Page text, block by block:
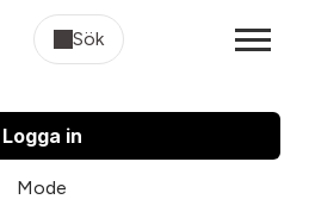
Sök
Logga in
Mode